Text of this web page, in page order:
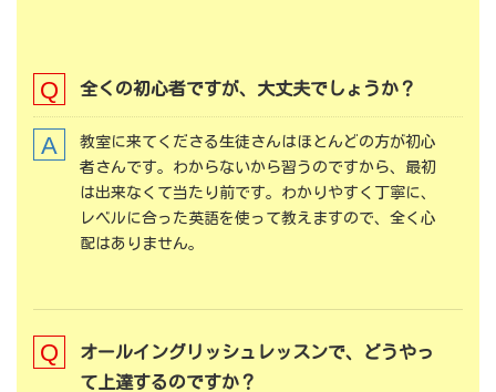
全くの初心者ですが、大丈夫でしょうか？
教室に来てくださる生徒さんはほとんどの方が初心
者さんです。わからないから習うのですから、最初
は出来なくて当たり前です。わかりやすく丁寧に、
レベルに合った英語を使って教えますので、全く心
配はありません。
オールイングリッシュレッスンで、どうやっ
て上達するのですか？